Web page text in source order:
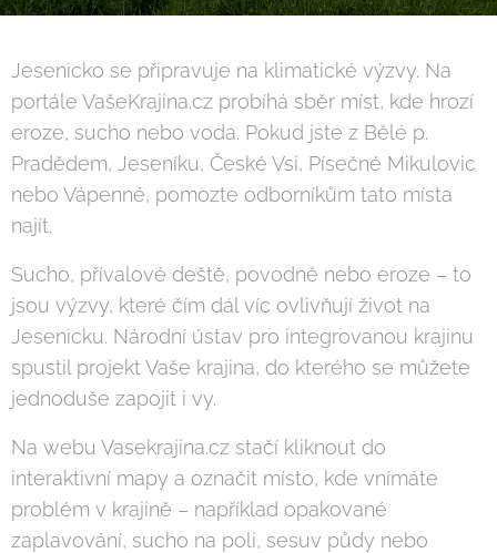
Jesenicko se připravuje na klimatické výzvy. Na
portále VašeKrajina.cz probíhá sběr míst, kde hrozí
eroze, sucho nebo voda. Pokud jste z Bělé p.
Pradědem, Jeseníku, České Vsi, Písečné Mikulovic
nebo Vápenné, pomozte odborníkům tato místa
najít.
Sucho, přívalové deště, povodně nebo eroze – to
jsou výzvy, které čím dál víc ovlivňují život na
Jesenicku. Národní ústav pro integrovanou krajinu
spustil projekt Vaše krajina, do kterého se můžete
jednoduše zapojit i vy.
Na webu Vasekrajina.cz stačí kliknout do
interaktivní mapy a označit místo, kde vnímáte
problém v krajině – například opakované
zaplavování, sucho na poli, sesuv půdy nebo